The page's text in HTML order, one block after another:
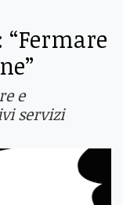
“Fermare
e
servizi